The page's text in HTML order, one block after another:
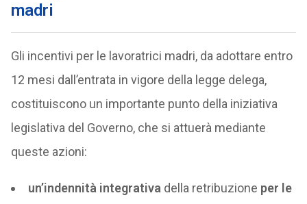
madri
Gli incentivi per le lavoratrici madri, da adottare entro
12 mesi dall’entrata in vigore della legge delega,
costituiscono un importante punto della iniziativa
legislativa del Governo, che si attuerà mediante
queste azioni:
un’indennità integrativa della retribuzione per le